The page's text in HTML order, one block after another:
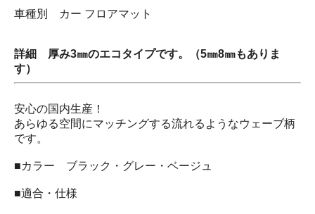
車種別 カー フロアマット
詳細 厚み3㎜のエコタイプです。（5㎜8㎜もありま
す）
安心の国内生産！
あらゆる空間にマッチングする流れるようなウェーブ柄
です。
■カラー ブラック・グレー・ベージュ
■適合・仕様